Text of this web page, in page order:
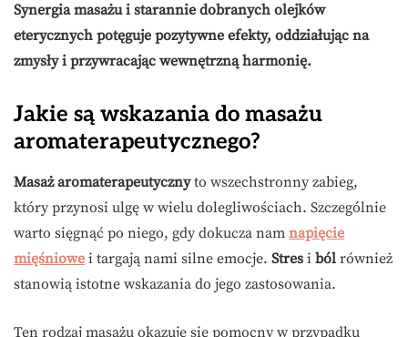
Synergia masażu i starannie dobranych olejków
eterycznych potęguje pozytywne efekty, oddziałując na
zmysły i przywracając wewnętrzną harmonię.
Jakie są wskazania do masażu
aromaterapeutycznego?
Masaż aromaterapeutycznyto wszechstronny zabieg,
który przynosi ulgę w wielu dolegliwościach. Szczególnie
warto sięgnąć po niego, gdy dokucza nam napięcie
mięśniowe i targają nami silne emocje. Stres i ból również
stanowią istotne wskazania do jego zastosowania.
Ten rodzaj masażu okazuje się pomocny w przypadku